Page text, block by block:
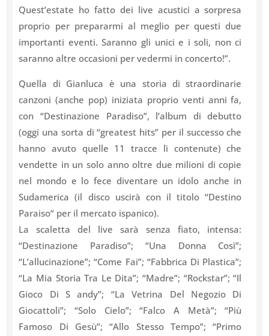
Quest’estate ho fatto dei live acustici a sorpresa
proprio per prepararmi al meglio per questi due
importanti eventi. Saranno gli unici e i soli, non ci
saranno altre occasioni per vedermi in concerto!”.
Quella di Gianluca è una storia di straordinarie
canzoni (anche pop) iniziata proprio venti anni fa,
con “Destinazione Paradiso”, l’album di debutto
(oggi una sorta di “greatest hits” per il successo che
hanno avuto quelle 11 tracce lì contenute) che
vendette in un solo anno oltre due milioni di copie
nel mondo e lo fece diventare un idolo anche in
Sudamerica (il disco uscirà con il titolo “Destino
Paraiso“ per il mercato ispanico).
La scaletta del live sarà senza fiato, intensa:
“Destinazione Paradiso”; “Una Donna Così”;
“L’allucinazione”; “Come Fai”; “Fabbrica Di Plastica”;
“La Mia Storia Tra Le Dita”; “Madre”; “Rockstar”; “Il
Gioco Di S andy”; “La Vetrina Del Negozio Di
Giocattoli”; “Solo Cielo”; “Falco A Metà”; “Più
Famoso Di Gesù”; “Allo Stesso Tempo”; “Primo